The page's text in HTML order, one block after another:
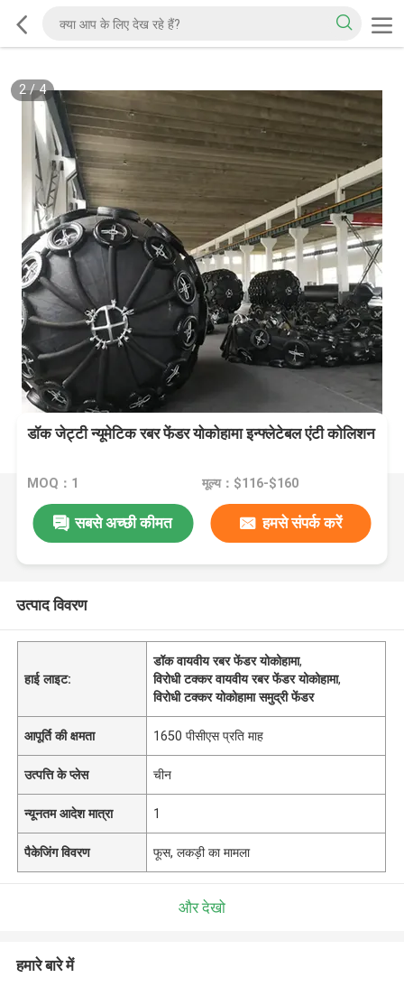
2/4
डॉक जेट्टी न्यूमेटिक रबर फेंडर योकोहामा इन्फ्लेटेबल एंटी कोलिशन
MOQ：1 मूल्य：$116-$160
सबसे अच्छी कीमत हमसे संपर्क करें
उत्पाद विवरण
हाई लाइट:
डॉक वायवीय रबर फेंडर योकोहामा,
विरोधी टक्कर वायवीय रबर फेंडर योकोहामा,
विरोधी टक्कर योकोहामा समुद्री फेंडर
आपूर्ति की क्षमता 1650 पीसीएस प्रति माह
उत्पत्ति के प्लेस चीन
न्यूनतम आदेश मात्रा 1
पैकेजिंग विवरण फूस, लकड़ी का मामला
और देखो
हमारे बारे में